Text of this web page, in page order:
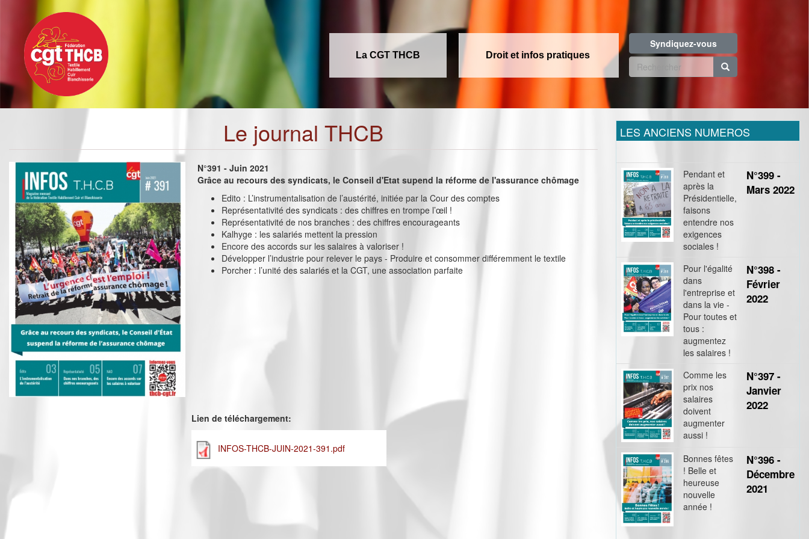
contenu
principal
La CGT THCB Droit et infos pratiques
Syndiquez-vous
Formulaire
recherche
Le journal THCB
N°391 - Juin 2021
Grâce au recours des syndicats, le Conseil d'Etat supend la réforme de l'assurance chômage
Edito : L’instrumentalisation de l’austérité, initiée par la Cour des comptes
Représentativité des syndicats : des chiffres en trompe l’œil !
Représentativité de nos branches : des chiffres encourageants
Kalhyge : les salariés mettent la pression
Encore des accords sur les salaires à valoriser !
Développer l’industrie pour relever le pays - Produire et consommer différemment le textile
Porcher : l’unité des salariés et la CGT, une association parfaite
Lien de téléchargement:
INFOS-THCB-JUIN-2021-391.pdf
LES ANCIENS NUMEROS
Pendant et
après la
Présidentielle,
faisons
entendre nos
exigences
sociales !
N°399 -
Mars 2022
Pour l'égalité
dans
l'entreprise et
dans la vie -
Pour toutes et
tous :
augmentez
les salaires !
N°398 -
Février
2022
Comme les
prix nos
salaires
doivent
augmenter
aussi !
N°397 -
Janvier
2022
Bonnes fêtes
! Belle et
heureuse
nouvelle
année !
N°396 -
Décembre
2021